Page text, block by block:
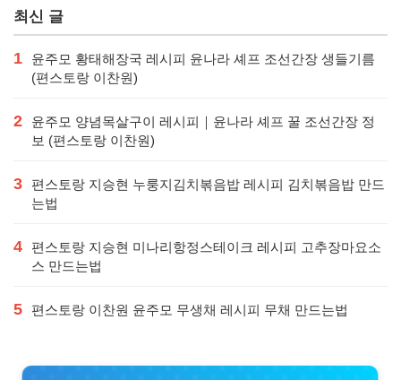
최신 글
1
윤주모 황태해장국 레시피 윤나라 셰프 조선간장 생들기름
(편스토랑 이찬원)
2
윤주모 양념목살구이 레시피｜윤나라 셰프 꿀 조선간장 정
보 (편스토랑 이찬원)
3
편스토랑 지승현 누룽지김치볶음밥 레시피 김치볶음밥 만드
는법
4
편스토랑 지승현 미나리항정스테이크 레시피 고추장마요소
스 만드는법
5 편스토랑 이찬원 윤주모 무생채 레시피 무채 만드는법